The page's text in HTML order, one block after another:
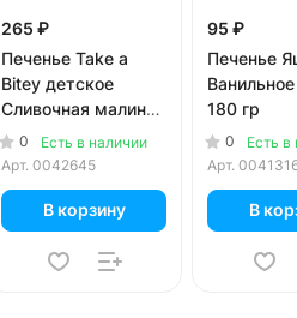
265 ₽
Печенье Take a
Bitey детское
Сливочная малина
125 гр
0
Есть в наличии
Арт. 0042645
В корзину
95 ₽
Печенье
180 гр
0
Есть в
Арт.
В